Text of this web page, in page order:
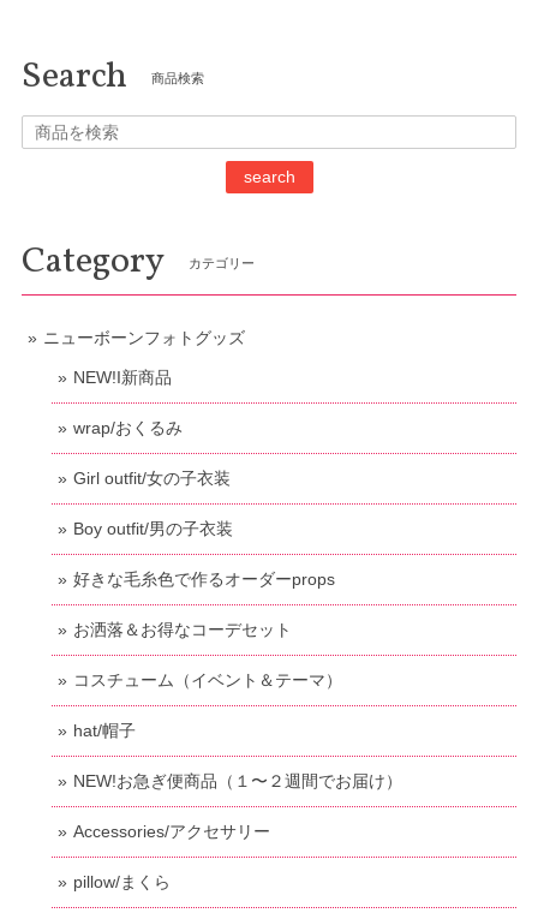
Search 商品検索
search
Category カテゴリー
ニューボーンフォトグッズ
NEW!I新商品
wrap/おくるみ
Girl outfit/女の子衣装
Boy outfit/男の子衣装
好きな毛糸色で作るオーダーprops
お洒落＆お得なコーデセット
コスチューム（イベント＆テーマ）
hat/帽子
NEW!お急ぎ便商品（１〜２週間でお届け）
Accessories/アクセサリー
pillow/まくら